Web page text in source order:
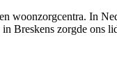
woonzorgcentra. In
Breskens zorgde ons